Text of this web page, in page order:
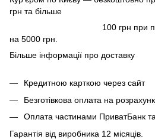
грн та більше
100 грн при покупці
на 5000 грн.
Більше інформації про доставку
Кредитною карткою через сайт
Безготівкова оплата на
Оплата частинами ПриватБанк
Гарантія від виробника 12 місяців.